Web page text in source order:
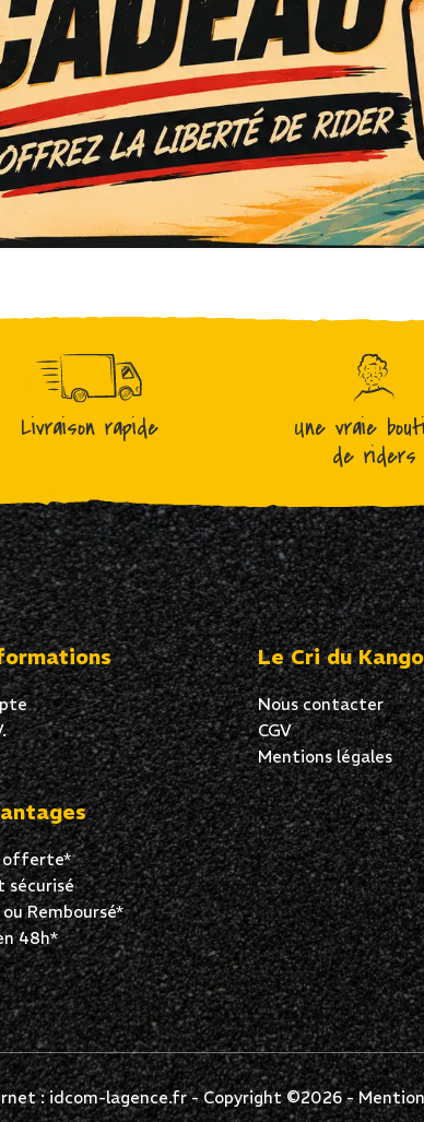
Options
de confidentialité, en garantissant la
Livraison rapide
Une vraie
de riders
offerte*
sécurisé
Remboursé*
48h*
Le Cri du
Nous contacter
CGV
Mentions légales
: idcom-lagence.fr- Copyright ©2026 -